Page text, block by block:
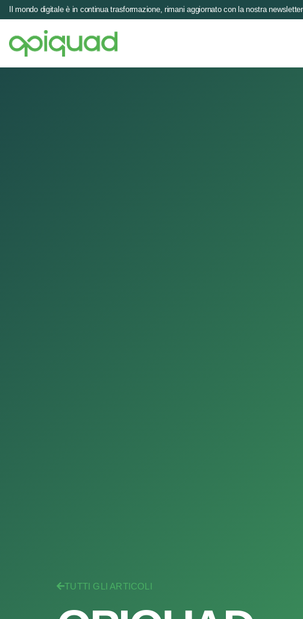
Il mondo digitale è in continua trasformazione, rimani aggiornato con la nostra
TUTTI GLI ARTICOLI